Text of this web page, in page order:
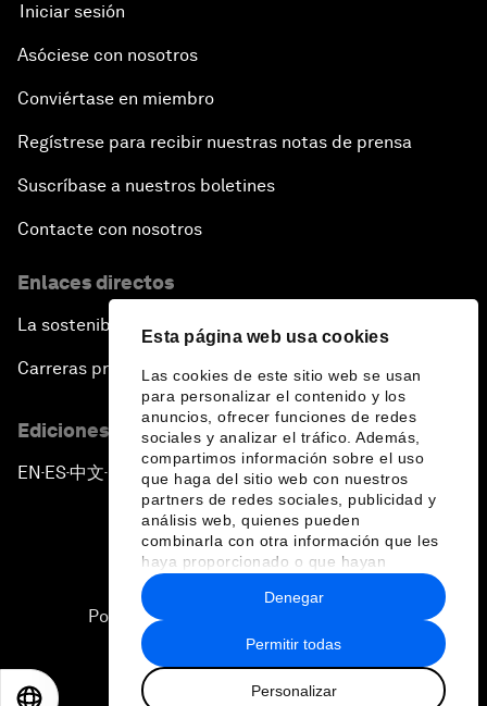
Esta página web usa cookies
Las cookies de este sitio web se usan
para personalizar el contenido y los
anuncios, ofrecer funciones de redes
sociales y analizar el tráfico. Además,
compartimos información sobre el uso
que haga del sitio web con nuestros
partners de redes sociales, publicidad y
análisis web, quienes pueden
combinarla con otra información que les
haya proporcionado o que hayan
recopilado a partir del uso que haya
hecho de sus servicios.
Permitir todas
Personalizar
Denegar
Iniciar sesión
Asóciese con nosotros
Conviértase en miembro
Regístrese para recibir nuestras notas de prensa
Suscríbase a nuestros boletines
Contacte con nosotros
Enlaces directos
La sostenibilidad en el Foro
Carreras profesionales
Ediciones en otros idiomas
EN ▪ ES▪中文▪ 日本語
Política de privacidad y normas de uso
2026 Foro Económico Mundial